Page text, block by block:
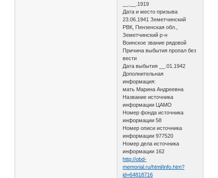
__.__.1919
Дата и место призыва
23.06.1941 Земетчинский
РВК, Пензенская обл.,
Земетчинский р-н
Воинское звание рядовой
Причина выбытия пропал без
вести
Дата выбытия __.01.1942
Дополнительная
информация:
мать Марина Андреевна
Название источника
информации ЦАМО
Номер фонда источника
информации 58
Номер описи источника
информации 977520
Номер дела источника
информации 162
http://obd-
memorial.ru/html/info.htm?
id=64818716